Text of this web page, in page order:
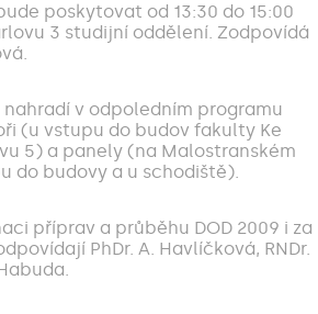
poskytovat od 13:30 do 15:00
3 studijní oddělení. Zodpovídá
v odpoledním programu
(u vstupu do budov fakulty Ke
5) a panely (na Malostranském
do budovy a u schodiště).
příprav a průběhu DOD 2009 i za
PhDr. A. Havlíčková, RNDr.